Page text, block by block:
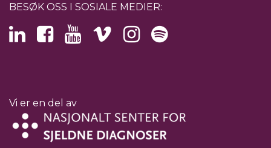
BESØK OSS I SOSIALE MEDIER:
Vi er en del av